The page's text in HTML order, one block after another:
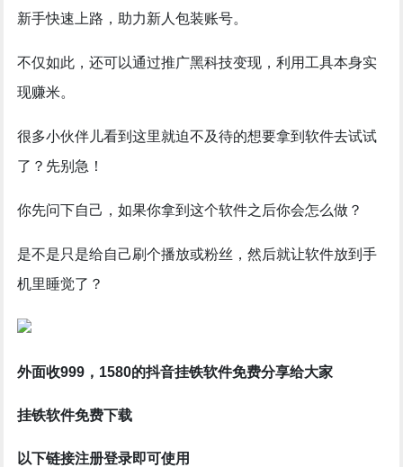
新手快速上路，助力新人包装账号。
不仅如此，还可以通过推广黑科技变现，利用工具本身实
现赚米。
很多小伙伴儿看到这里就迫不及待的想要拿到软件去试试
了？先别急！
你先问下自己，如果你拿到这个软件之后你会怎么做？
是不是只是给自己刷个播放或粉丝，然后就让软件放到手
机里睡觉了？
外面收999，1580的抖音挂铁软件免费分享给大家
挂铁软件免费下载
以下链接注册登录即可使用